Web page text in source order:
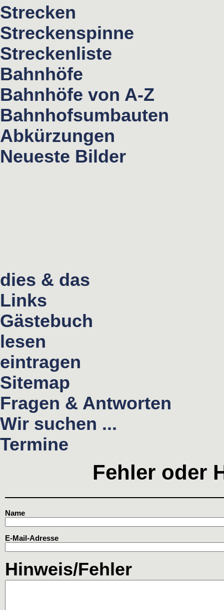
Strecken
Streckenspinne
Streckenliste
Bahnhöfe
Bahnhöfe von A-Z
Bahnhofsumbauten
Abkürzungen
Neueste Bilder
dies & das
Links
Gästebuch
lesen
eintragen
Sitemap
Fragen & Antworten
Wir suchen ...
Termine
Fehler oder
Name
E-Mail-Adresse
Hinweis/Fehler